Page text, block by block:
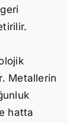
Metallerin
hatta